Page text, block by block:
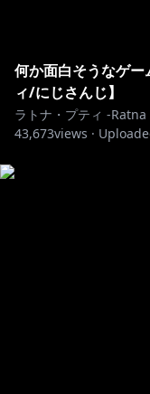
何か面白そうなゲ
ィ/にじさんじ】
ラトナ・プティ -
43,673views ·